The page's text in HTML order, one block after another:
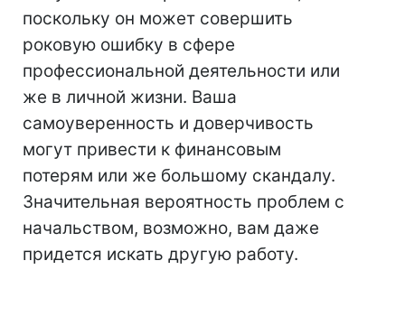
поскольку он может совершить
роковую ошибку в сфере
профессиональной деятельности или
же в личной жизни. Ваша
самоуверенность и доверчивость
могут привести к финансовым
потерям или же большому скандалу.
Значительная вероятность проблем с
начальством, возможно, вам даже
придется искать другую работу.